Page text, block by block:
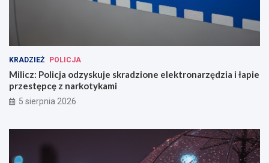
KRADZIEŻ POLICJA
Milicz: Policja odzyskuje skradzione elektronarzędzia i łapie
przestępcę z narkotykami
5 sierpnia 2026